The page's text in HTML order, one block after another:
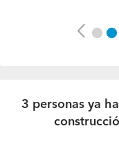
3 personas ya